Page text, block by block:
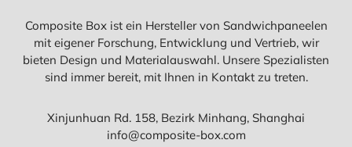
Composite Box ist ein Hersteller von Sandwichpaneelen
mit eigener Forschung, Entwicklung und Vertrieb, wir
bieten Design und Materialauswahl. Unsere Spezialisten
sind immer bereit, mit Ihnen in Kontakt zu treten.
Xinjunhuan Rd. 158, Bezirk Minhang, Shanghai
info@composite-box.com